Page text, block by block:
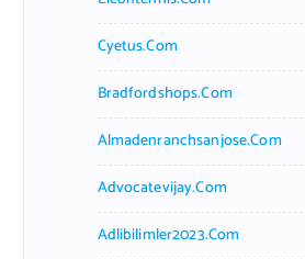
Cyetus.com
Bradfordshops.com
Almadenranchsanjose.com
Advocatevijay.com
Adlibilimler2023.com